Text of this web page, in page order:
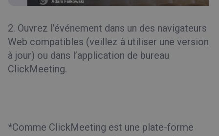
2. Ouvrez l’événement dans un des navigateurs
Web compatibles (veillez à utiliser une version
à jour) ou dans l’application de bureau
ClickMeeting.
*Comme ClickMeeting est une plate-forme